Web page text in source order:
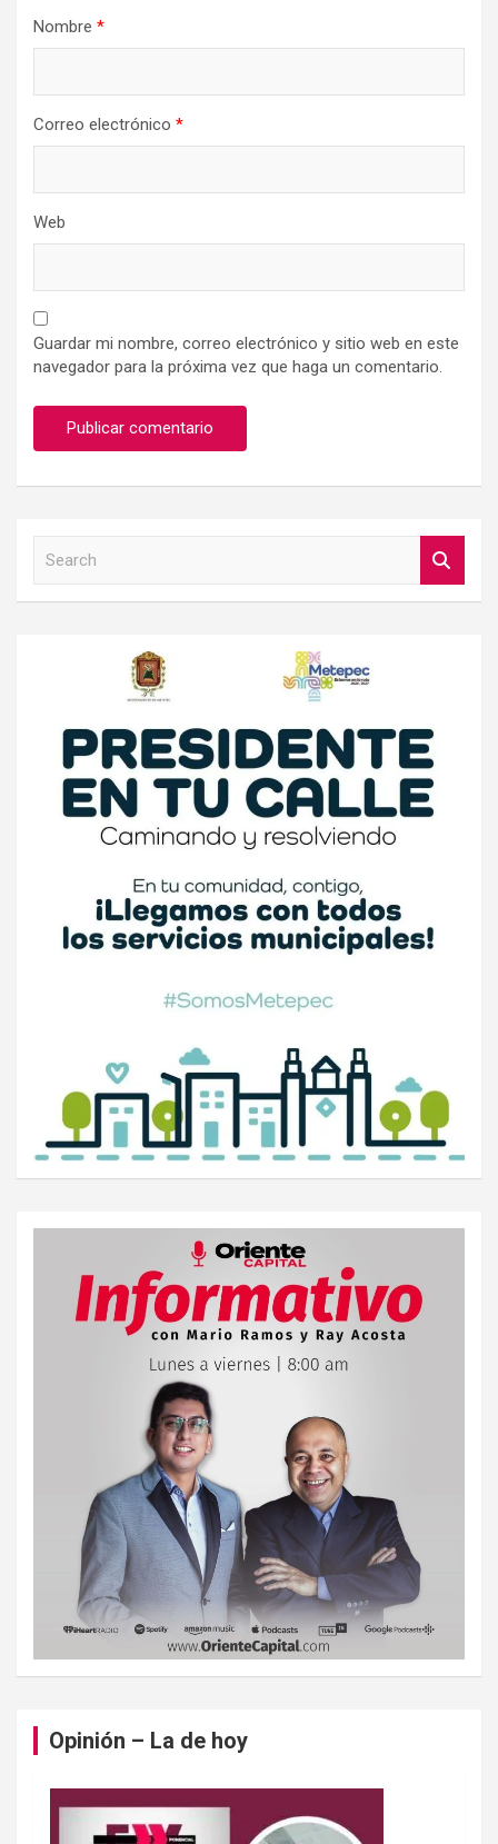
Nombre *
Correo electrónico *
Web
Guardar mi nombre, correo electrónico y sitio web en este
navegador para la próxima vez que haga un comentario.
Opinión – La de hoy